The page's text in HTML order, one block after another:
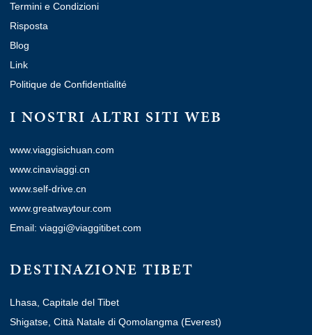
Termini e Condizioni
Risposta
Blog
Link
Politique de Confidentialité
I NOSTRI ALTRI SITI WEB
www.viaggisichuan.com
www.cinaviaggi.cn
www.self-drive.cn
www.greatwaytour.com
Email: viaggi@viaggitibet.com
DESTINAZIONE TIBET
Lhasa, Capitale del Tibet
Shigatse, Città Natale di Qomolangma (Everest)